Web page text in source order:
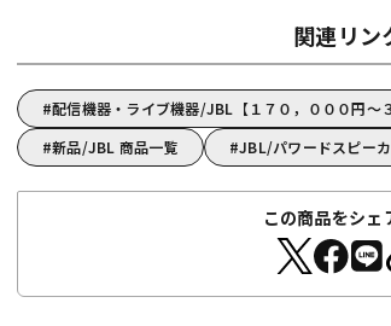
関連リン
配信機器・ライブ機器/JBL【１７０，０００円～
新品/JBL 商品一覧
JBL/パワードスピー
この商品をシェ